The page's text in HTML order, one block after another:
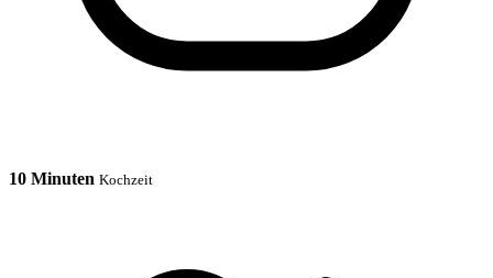
10 Minuten Kochzeit